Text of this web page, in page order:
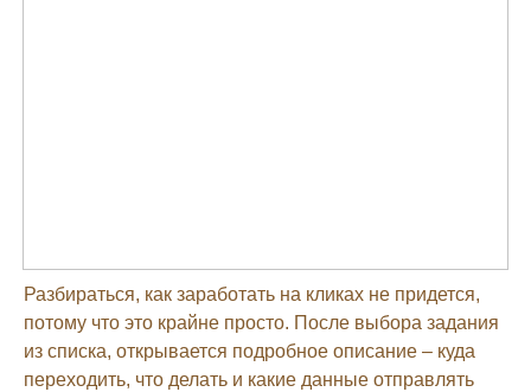
Разбираться, как заработать на кликах не придется,
потому что это крайне просто. После выбора задания
из списка, открывается подробное описание – куда
переходить, что делать и какие данные отправлять